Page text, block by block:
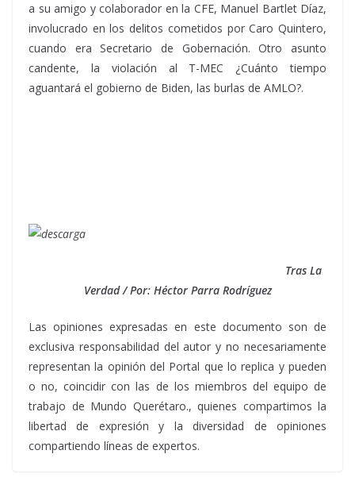
a su amigo y colaborador en la CFE, Manuel Bartlet Díaz,
involucrado en los delitos cometidos por Caro Quintero,
cuando era Secretario de Gobernación. Otro asunto
candente, la violación al T-MEC ¿Cuánto tiempo
aguantará el gobierno de Biden, las burlas de AMLO?.
Tras La
Verdad / Por: Héctor Parra Rodríguez
Las opiniones expresadas en este documento son de
exclusiva responsabilidad del autor y no necesariamente
representan la opinión del Portal que lo replica y pueden
o no, coincidir con las de los miembros del equipo de
trabajo de Mundo Querétaro., quienes compartimos la
libertad de expresión y la diversidad de opiniones
compartiendo líneas de expertos.